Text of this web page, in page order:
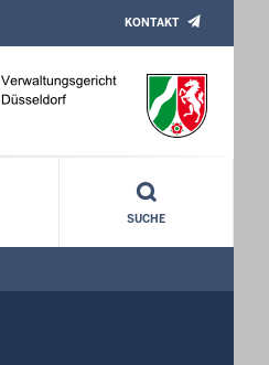
KONTAKT
SUCHE